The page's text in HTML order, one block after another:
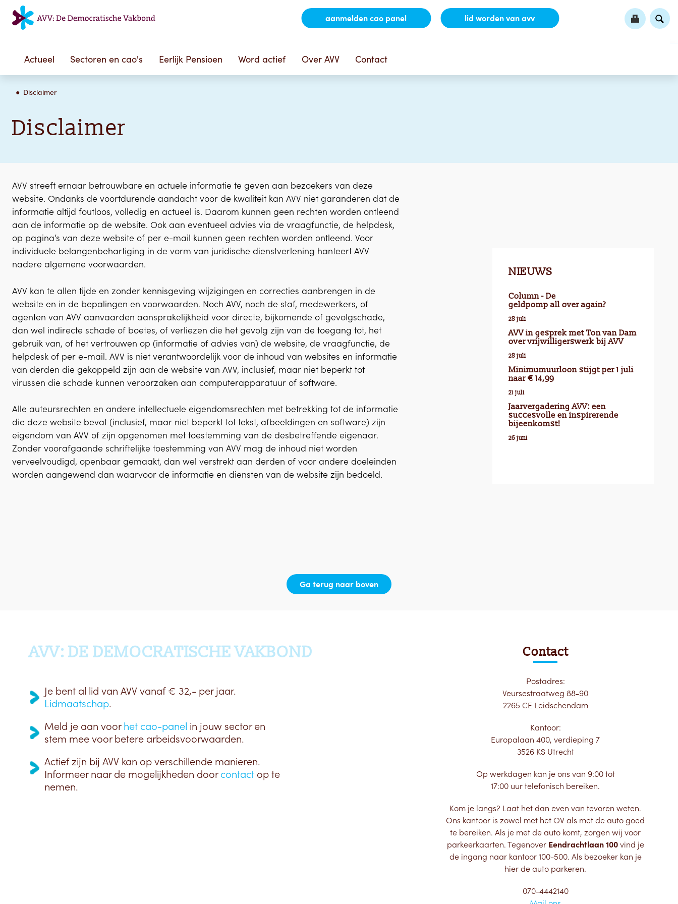
aanmelden cao panel lid worden van avv
Actueel Sectoren en cao's Eerlijk Pensioen Word actief Over AVV Contact
Disclaimer
Disclaimer
AVV streeft ernaar betrouwbare en actuele informatie te geven aan bezoekers van deze
website. Ondanks de voortdurende aandacht voor de kwaliteit kan AVV niet garanderen dat de
informatie altijd foutloos, volledig en actueel is. Daarom kunnen geen rechten worden ontleend
aan de informatie op de website. Ook aan eventueel advies via de vraagfunctie, de helpdesk,
op pagina’s van deze website of per e-mail kunnen geen rechten worden ontleend. Voor
individuele belangenbehartiging in de vorm van juridische dienstverlening hanteert AVV
nadere algemene voorwaarden.
AVV kan te allen tijde en zonder kennisgeving wijzigingen en correcties aanbrengen in de
website en in de bepalingen en voorwaarden. Noch AVV, noch de staf, medewerkers, of
agenten van AVV aanvaarden aansprakelijkheid voor directe, bijkomende of gevolgschade,
dan wel indirecte schade of boetes, of verliezen die het gevolg zijn van de toegang tot, het
gebruik van, of het vertrouwen op (informatie of advies van) de website, de vraagfunctie, de
helpdesk of per e-mail. AVV is niet verantwoordelijk voor de inhoud van websites en informatie
van derden die gekoppeld zijn aan de website van AVV, inclusief, maar niet beperkt tot
virussen die schade kunnen veroorzaken aan computerapparatuur of software.
Alle auteursrechten en andere intellectuele eigendomsrechten met betrekking tot de informatie
die deze website bevat (inclusief, maar niet beperkt tot tekst, afbeeldingen en software) zijn
eigendom van AVV of zijn opgenomen met toestemming van de desbetreffende eigenaar.
Zonder voorafgaande schriftelijke toestemming van AVV mag de inhoud niet worden
verveelvoudigd, openbaar gemaakt, dan wel verstrekt aan derden of voor andere doeleinden
worden aangewend dan waarvoor de informatie en diensten van de website zijn bedoeld.
NIEUWS
Column - De
geldpomp all over again?
28 juli
AVV in gesprek met Ton van Dam
over vrijwilligerswerk bij AVV
28 juli
Minimumuurloon stijgt per 1 juli
naar € 14,99
21 juli
Jaarvergadering AVV: een
succesvolle en inspirerende
bijeenkomst!
26 juni
Ga terug naar boven
AVV: DE DEMOCRATISCHE VAKBOND
Je bent al lid van AVV vanaf € 32,- per jaar.
Lidmaatschap.
Meld je aan voorhet cao-panel in jouw sector en
stem mee voor betere arbeidsvoorwaarden.
Actief zijn bij AVV kan op verschillende manieren.
Informeer naar de mogelijkheden doorcontact op te
nemen.
Contact
Postadres:
Veursestraatweg 88-90
2265 CE Leidschendam
Kantoor:
Europalaan 400, verdieping 7
3526 KS Utrecht
Op werkdagen kan je ons van 9:00 tot
17:00 uur telefonisch bereiken.
Kom je langs? Laat het dan even van tevoren weten.
Ons kantoor is zowel met het OV als met de auto goed
te bereiken. Als je met de auto komt, zorgen wij voor
parkeerkaarten. Tegenover Eendrachtlaan 100vind je
de ingang naar kantoor 100-500. Als bezoeker kan je
hier de auto parkeren.
070-4442140